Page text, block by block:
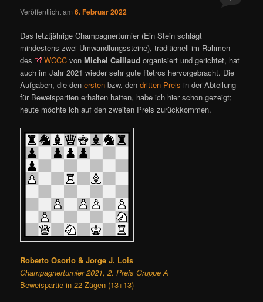
Veröffentlicht am6. Februar 2022
Das letztjährige Champagnerturnier (Ein Stein schlägt
mindestens zwei Umwandlungssteine), traditionell im Rahmen
des
WCCC vonMichel Caillaud organisiert und gerichtet, hat
auch im Jahr 2021 wieder sehr gute Retros hervorgebracht. Die
Aufgaben, die denersten bzw. dendritten Preis in der Abteilung
für Beweispartien erhalten hatten, habe ich hier schon gezeigt;
heute möchte ich auf den zweiten Preis zurückkommen.
Roberto Osorio & Jorge J. Lois
Champagnerturnier 2021, 2. Preis Gruppe A
Beweispartie in 22 Zügen (13+13)